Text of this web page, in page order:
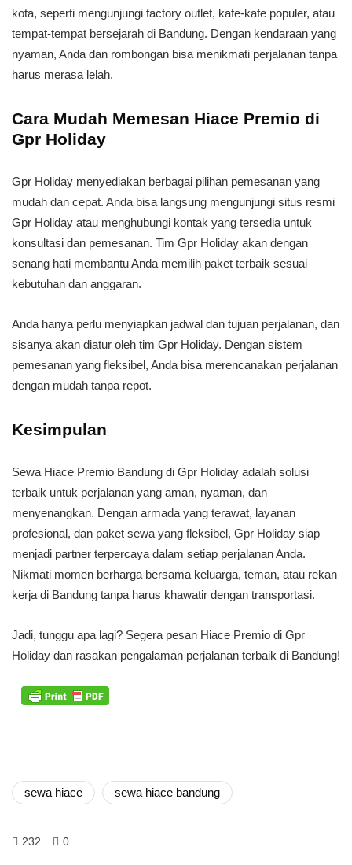
kota, seperti mengunjungi factory outlet, kafe-kafe populer, atau
tempat-tempat bersejarah di Bandung. Dengan kendaraan yang
nyaman, Anda dan rombongan bisa menikmati perjalanan tanpa
harus merasa lelah.
Cara Mudah Memesan Hiace Premio di
Gpr Holiday
Gpr Holiday menyediakan berbagai pilihan pemesanan yang
mudah dan cepat. Anda bisa langsung mengunjungi situs resmi
Gpr Holiday atau menghubungi kontak yang tersedia untuk
konsultasi dan pemesanan. Tim Gpr Holiday akan dengan
senang hati membantu Anda memilih paket terbaik sesuai
kebutuhan dan anggaran.
Anda hanya perlu menyiapkan jadwal dan tujuan perjalanan, dan
sisanya akan diatur oleh tim Gpr Holiday. Dengan sistem
pemesanan yang fleksibel, Anda bisa merencanakan perjalanan
dengan mudah tanpa repot.
Kesimpulan
Sewa Hiace Premio Bandung di Gpr Holiday adalah solusi
terbaik untuk perjalanan yang aman, nyaman, dan
menyenangkan. Dengan armada yang terawat, layanan
profesional, dan paket sewa yang fleksibel, Gpr Holiday siap
menjadi partner terpercaya dalam setiap perjalanan Anda.
Nikmati momen berharga bersama keluarga, teman, atau rekan
kerja di Bandung tanpa harus khawatir dengan transportasi.
Jadi, tunggu apa lagi? Segera pesan Hiace Premio di Gpr
Holiday dan rasakan pengalaman perjalanan terbaik di Bandung!
sewa hiace sewa hiace bandung
232 0